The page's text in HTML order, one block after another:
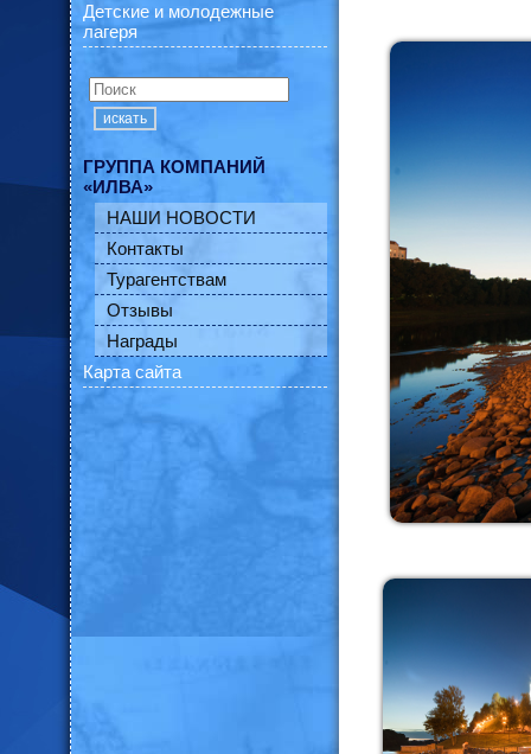
Детские и молодежные
лагеря
искать
ГРУППА КОМПАНИЙ
«ИЛВА»
НАШИ НОВОСТИ
Контакты
Турагентствам
Отзывы
Награды
Карта сайта